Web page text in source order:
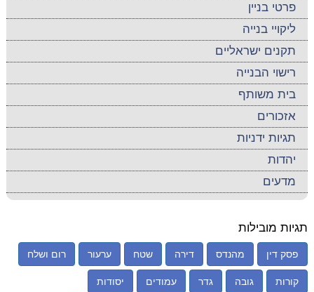
פרטי בניין
ליקויי בנייה
תקנים ישראליים
רישוי הבנייה
בית משותף
אזכורים
תגיות ידניות
יהדות
מדעים
תגיות מובילות
פסק דין מהנדס דירה שטח ערעור רום ושלח
קורות גובה גדר עמודים יסודות